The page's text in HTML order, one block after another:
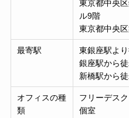
東京都中央
ル9階
東京都中央
最寄駅
東銀座駅よ
銀座駅から
新橋駅から
オフィスの種
類
フリーデスク
個室